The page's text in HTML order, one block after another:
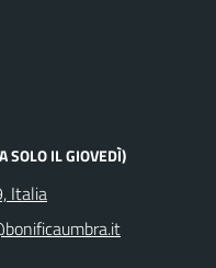
SOLO IL GIOVEDÌ)
Italia